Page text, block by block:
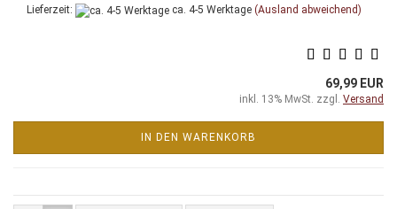
Lieferzeit: ca. 4-5 Werktage (Ausland abweichend)
69,99 EUR
inkl. 13% MwSt. zzgl. Versand
IN DEN WARENKORB